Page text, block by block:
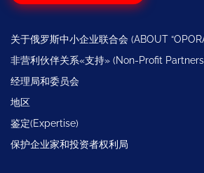
关于俄罗斯中小企业联合会 (ABOUT
非营利伙伴关系«支持» (Non-Profit
经理局和委员会
地区
鉴定(Expertise)
保护企业家和投资者权利局